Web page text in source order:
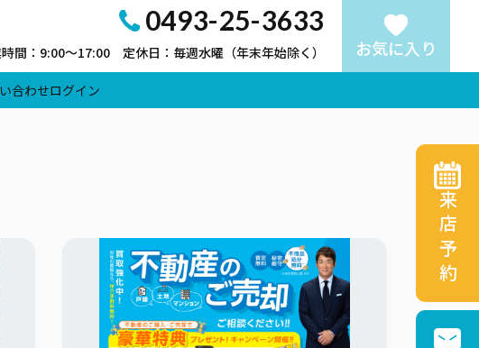
0493-25-3633
間：9:00～17:00 定休日：毎週水曜（年末年始除く） お気に入り
合わせログイン
来店予約